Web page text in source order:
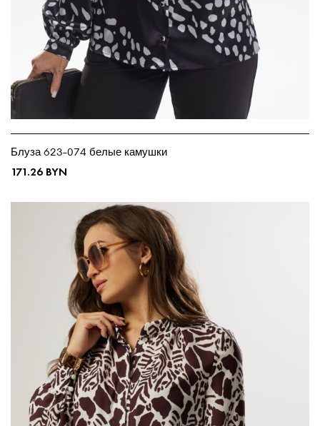
Блуза 623-074 белые камушки
171.26 BYN